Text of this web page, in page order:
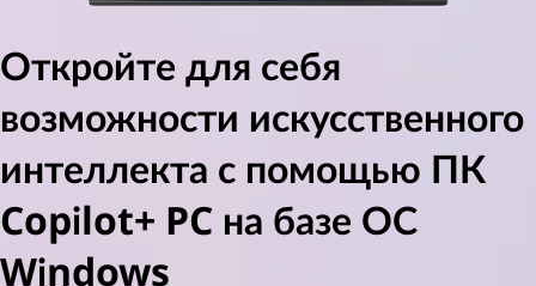
Откройте для себя
возможности искусственного
интеллекта с помощью ПК
Copilot+ PC на базе ОС
Windows